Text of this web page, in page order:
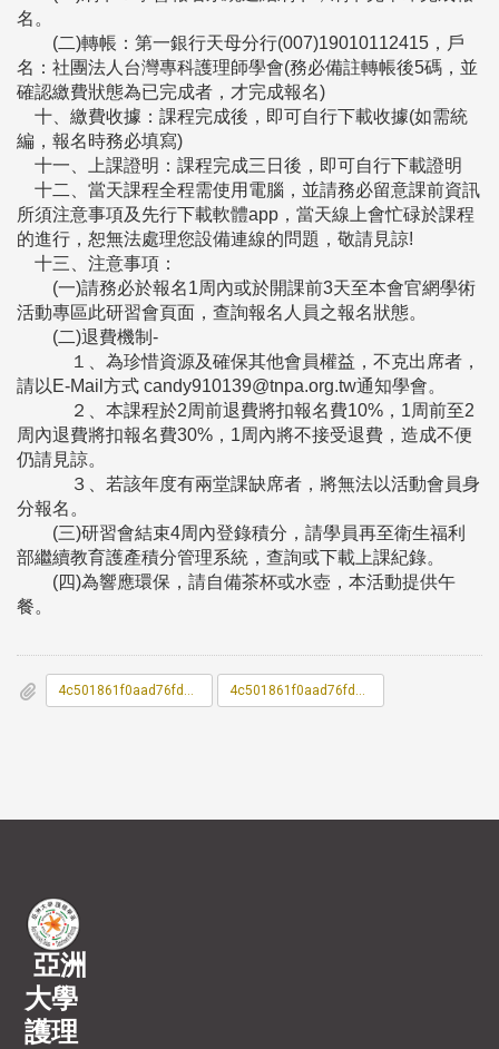
名。
(二)轉帳：第一銀行天母分行(007)19010112415，戶
名：社團法人台灣專科護理師學會(務必備註轉帳後5碼，並
確認繳費狀態為已完成者，才完成報名)
十、繳費收據：課程完成後，即可自行下載收據(如需統
編，報名時務必填寫)
十一、上課證明：課程完成三日後，即可自行下載證明
十二、當天課程全程需使用電腦，並請務必留意課前資訊
所須注意事項及先行下載軟體app，當天線上會忙碌於課程
的進行，恕無法處理您設備連線的問題，敬請見諒!
十三、注意事項：
(一)請務必於報名1周內或於開課前3天至本會官網學術
活動專區此研習會頁面，查詢報名人員之報名狀態。
(二)退費機制-
１、為珍惜資源及確保其他會員權益，不克出席者，
請以E-Mail方式 candy910139@tnpa.org.tw通知學會。
２、本課程於2周前退費將扣報名費10%，1周前至2
周內退費將扣報名費30%，1周內將不接受退費，造成不便
仍請見諒。
３、若該年度有兩堂課缺席者，將無法以活動會員身
分報名。
(三)研習會結束4周內登錄積分，請學員再至衛生福利
部繼續教育護產積分管理系統，查詢或下載上課紀錄。
(四)為響應環保，請自備茶杯或水壺，本活動提供午
餐。
4c501861f0aad76fd402f007d06c3d31_0300118A00_ATTCH1.pdf 4c501861f0aad76fd402f007d06c3d31_0300118A00_ATTCH2.pdf
亞洲
大學
護理